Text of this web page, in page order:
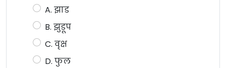
A. झाड
B. झुडूप
C. वृक्ष
D. फुल